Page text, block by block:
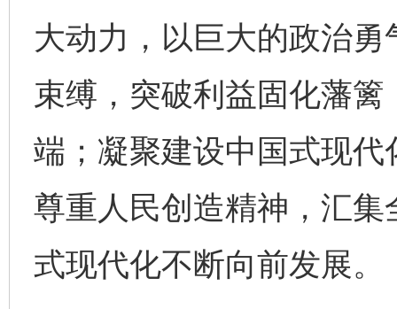
大动力，以巨大的政治
束缚，突破利益固化藩
端；凝聚建设中国式现
尊重人民创造精神，汇
式现代化不断向前发展。